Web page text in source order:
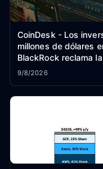
CoinDesk - Los
millones de dólares
BlackRock reclama
9/8/2026